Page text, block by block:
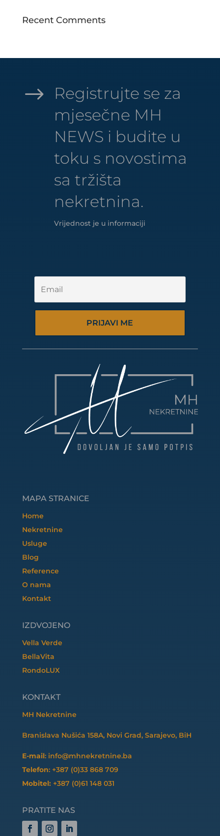
Recent Comments
$
Registrujte se za
mjesečne MH
NEWS i budite u
toku s novostima
sa tržišta
nekretnina.
Vrijednost je u informaciji
PRIJAVI ME
MAPA STRANICE
Home
Nekretnine
Usluge
Blog
Reference
O nama
Kontakt
IZDVOJENO
Vella Verde
BellaVita
RondoLUX
KONTAKT
MH Nekretnine
Branislava Nušića 158A, Novi Grad, Sarajevo, BiH
E-mail: info@mhnekretnine.ba
Telefon: +387 (0)33 868 709
Mobitel: +387 (0)61 148 031
PRATITE NAS